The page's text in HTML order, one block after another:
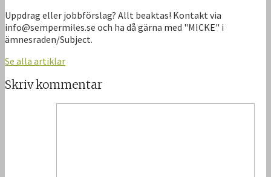
Uppdrag eller jobbförslag? Allt beaktas! Kontakt via
info@sempermiles.se och ha då gärna med "MICKE" i
ämnesraden/Subject.
Se alla artiklar
Skriv kommentar